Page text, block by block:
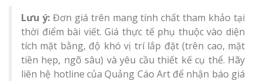
Lưu ý:Đơn giá trên mang tính chất tham khảo tại
thời điểm bài viết. Giá thực tế phụ thuộc vào diện
tích mặt bằng, độ khó vị trí lắp đặt (trên cao, mặt
tiền hẹp, ngõ sâu) và yêu cầu thiết kế cụ thể. Hãy
liên hệ hotline của Quảng Cáo Art để nhận báo giá